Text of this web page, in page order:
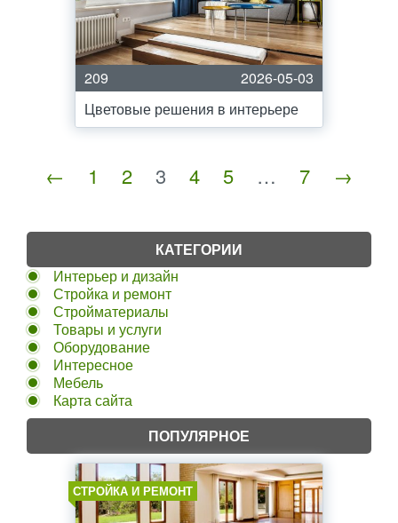
209
2026-05-03
Цветовые решения в интерьере
← 1 2 3 4 5 … 7 →
КАТЕГОРИИ
Интерьер и дизайн
Стройка и ремонт
Стройматериалы
Товары и услуги
Оборудование
Интересное
Мебель
Карта сайта
ПОПУЛЯРНОЕ
СТРОЙКА И РЕМОНТ